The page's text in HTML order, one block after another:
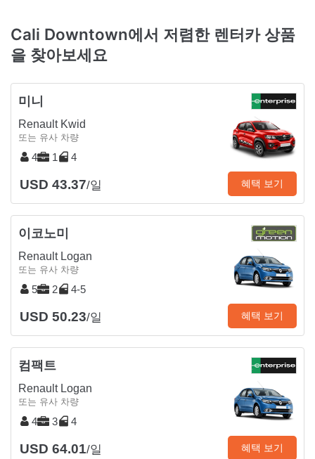
Cali Downtown에서 저렴한 렌터카 상품
을 찾아보세요
미니
Renault Kwid
또는 유사 차량
4 1 4
USD 43.37/일 혜택 보기
이코노미
Renault Logan
또는 유사 차량
5 2 4-5
USD 50.23/일 혜택 보기
컴팩트
Renault Logan
또는 유사 차량
4 3 4
USD 64.01/일 혜택 보기